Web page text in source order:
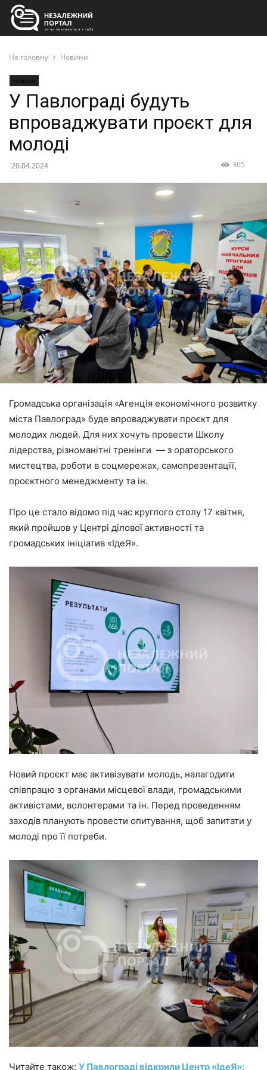
На головну Новини
Новини
У Павлограді будуть
впроваджувати проєкт для
молоді
20.04.2024 365
Громадська організація «Агенція економічного розвитку
міста Павлоград» буде впроваджувати проєкт для
молодих людей. Для них хочуть провести Школу
лідерства, різноманітні тренінги ― з ораторського
мистецтва, роботи в соцмережах, самопрезентації,
проєктного менеджменту та ін.
Про це стало відомо під час круглого столу 17 квітня,
який пройшов у Центрі ділової активності та
громадських ініціатив «ІдеЯ».
Новий проєкт має активізувати молодь, налагодити
співпрацю з органами місцевої влади, громадськими
активістами, волонтерами та ін. Перед проведенням
заходів планують провести опитування, щоб запитати у
молоді про її потреби.
Читайте також: У Павлограді відкрили Центр «ІдеЯ»: